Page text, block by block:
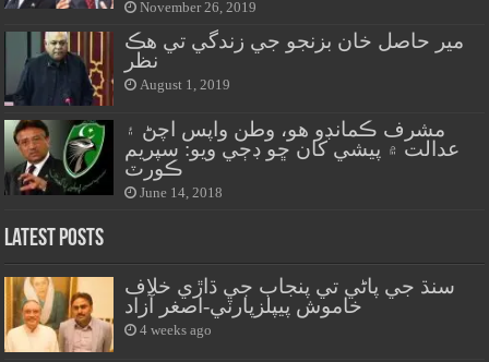
November 26, 2019
مير حاصل خان بزنجو جي زندگي تي هڪ
نظر
August 1, 2019
مشرف ڪمانڊو هو، وطن واپس اچڻ ۽
عدالت ۾ پيشي کان ڇو ڊڄي ويو: سپريم
ڪورٽ
June 14, 2018
Latest Posts
سنڌ جي پاڻي تي پنجاب جي ڌاڙي خلاف
خاموش پيپلزپارٽي-اصغر آزاد
4 weeks ago